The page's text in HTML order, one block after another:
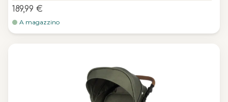
189,99 €
A magazzino